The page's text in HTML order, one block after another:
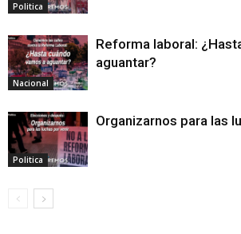
Politica
Nacional
Reforma laboral:
aguantar?
Politica
Organizarnos para las